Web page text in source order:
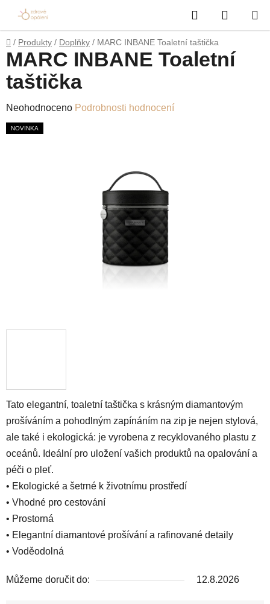
obsah
Hledat
KOŠÍK
Domů
/ Produkty / Doplňky / MARC INBANE Toaletní taštička
Tato elegantní, toaletní taštička s krásným diamantovým
prošíváním a pohodlným zapínáním na zip je nejen stylová,
ale také i ekologická: je vyrobena z recyklovaného plastu z
oceánů. Ideální pro uložení vašich produktů na opalování a
péči o pleť.
• Ekologické a šetrné k životnímu prostředí
• Vhodné pro cestování
• Prostorná
• Elegantní diamantové prošívání a rafinované detaily
• Voděodolná
Můžeme doručit do: 12.8.2026
MARC INBANE Toaletní
taštička
Průměrné
hodnocení
Neohodnoceno Podrobnosti hodnocení
NOVINKA